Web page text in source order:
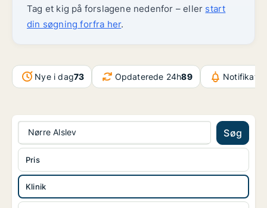
Tag et kig på forslagene nedenfor – eller start
din søgning forfra her.
Nye i dag73 Opdaterede 24h89
Nørre Alslev Søg
Klinik
Pris